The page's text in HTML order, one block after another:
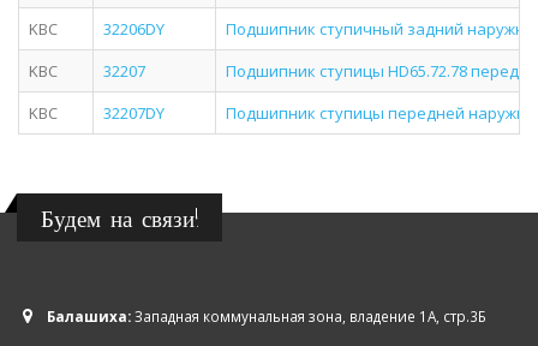
KBC
32206DY
Подшипник ступичный задний
KBC
32207
Подшипник ступицы HD65.72.78
KBC
32207DY Подшипник ступицы передней
Будем на связи!
Балашиха:Западная коммунальная зона, владение 1А, стр.3Б